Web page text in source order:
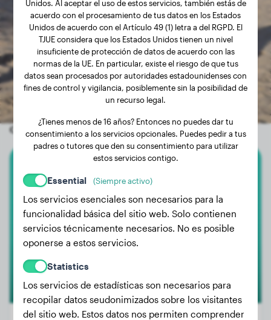
Otros perros aleatorios
Akita Inu
Akira
Unidos. Al aceptar el uso de estos servicios, también estás de
acuerdo con el procesamiento de tus datos en los Estados
Unidos de acuerdo con el Artículo 49 (1) letra a del RGPD. El
TJUE considera que los Estados Unidos tienen un nivel
insuficiente de protección de datos de acuerdo con las
normas de la UE. En particular, existe el riesgo de que tus
datos sean procesados por autoridades estadounidenses con
fines de control y vigilancia, posiblemente sin la posibilidad de
un recurso legal.
¿Tienes menos de 16 años? Entonces no puedes dar tu
consentimiento a los servicios opcionales. Puedes pedir a tus
padres o tutores que den su consentimiento para utilizar
estos servicios contigo.
Essential (Siempre activo)
Los servicios esenciales son necesarios para la
funcionalidad básica del sitio web. Solo contienen
servicios técnicamente necesarios. No es posible
oponerse a estos servicios.
Statistics
Los servicios de estadísticas son necesarios para
recopilar datos seudonimizados sobre los visitantes
del sitio web. Estos datos nos permiten comprender